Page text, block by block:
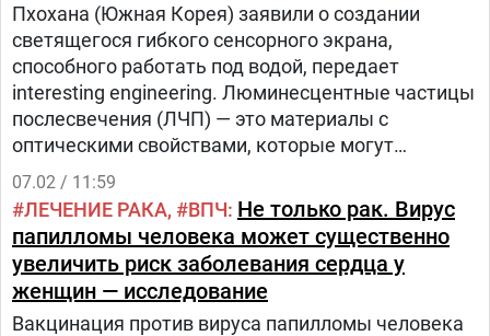
Пхохана (Южная Корея) заявили о создании
светящегося гибкого сенсорного экрана,
способного работать под водой, передает
interesting engineering. Люминесцентные частицы
послесвечения (ЛЧП) — это материалы с
оптическими свойствами, которые могут
улавливать энергию облученных фотонов в
дефектных состояниях.
07.02 / 11:59
ЛЕЧЕНИЕ РАКА ВПЧ Не только рак. Вирус
папилломы человека может существенно
увеличить риск заболевания сердца у
женщин — исследование
Вакцинация против вируса папилломы человека